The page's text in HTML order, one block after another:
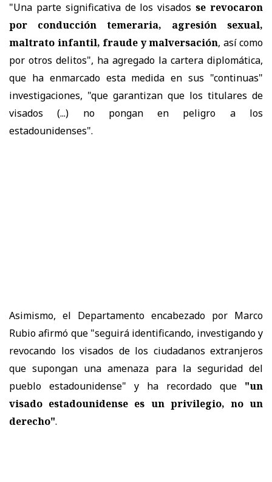
"Una parte significativa de los visadosse revocaron
por conducción temeraria, agresión sexual,
maltrato infantil, fraude y malversación, así como
por otros delitos", ha agregado la cartera diplomática,
que ha enmarcado esta medida en sus "continuas"
investigaciones, "que garantizan que los titulares de
visados (...) no pongan en peligro a los
estadounidenses".
Asimismo, el Departamento encabezado por Marco
Rubio afirmó que "seguirá identificando, investigando y
revocando los visados de los ciudadanos extranjeros
que supongan una amenaza para la seguridad del
pueblo estadounidense" y ha recordado que "un
visado estadounidense es un privilegio, no un
derecho".